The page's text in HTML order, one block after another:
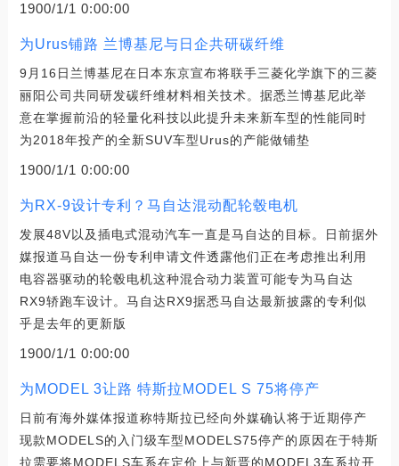
1900/1/1 0:00:00
为Urus铺路 兰博基尼与日企共研碳纤维
9月16日兰博基尼在日本东京宣布将联手三菱化学旗下的三菱
丽阳公司共同研发碳纤维材料相关技术。据悉兰博基尼此举
意在掌握前沿的轻量化科技以此提升未来新车型的性能同时
为2018年投产的全新SUV车型Urus的产能做铺垫
1900/1/1 0:00:00
为RX-9设计专利？马自达混动配轮毂电机
发展48V以及插电式混动汽车一直是马自达的目标。日前据外
媒报道马自达一份专利申请文件透露他们正在考虑推出利用
电容器驱动的轮毂电机这种混合动力装置可能专为马自达
RX9轿跑车设计。马自达RX9据悉马自达最新披露的专利似
乎是去年的更新版
1900/1/1 0:00:00
为MODEL 3让路 特斯拉MODEL S 75将停产
日前有海外媒体报道称特斯拉已经向外媒确认将于近期停产
现款MODELS的入门级车型MODELS75停产的原因在于特斯
拉需要将MODELS车系在定价上与新晋的MODEL3车系拉开